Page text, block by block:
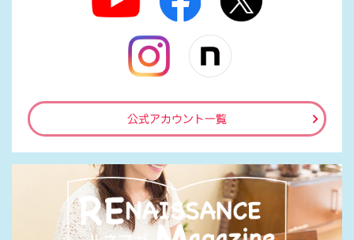
公式アカウント一覧